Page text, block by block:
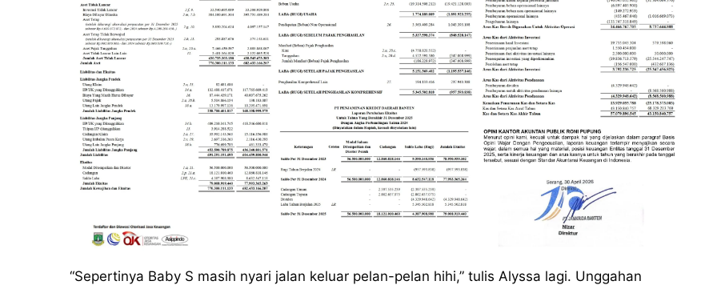
“Sepertinya Baby S masih nyari jalan keluar pelan-pelan hihi,” tulis Alyssa lagi. Unggahan